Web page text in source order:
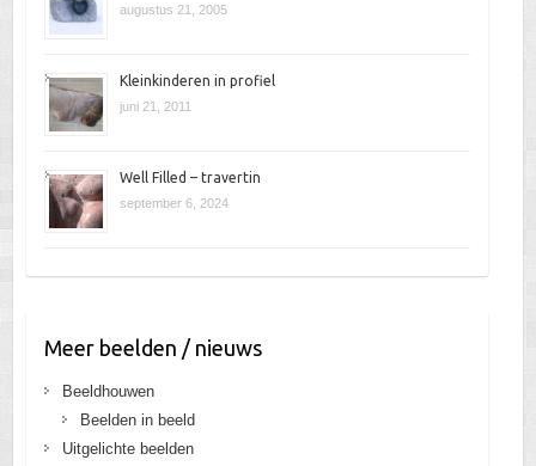
augustus 21, 2005
Kleinkinderen in profiel
juni 21, 2011
Well Filled – travertin
september 6, 2024
Meer beelden / nieuws
Beeldhouwen
Beelden in beeld
Uitgelichte beelden